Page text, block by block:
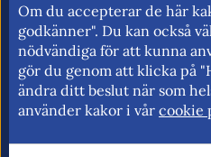
Kommerskollegium –
för utrikeshandel,
handelspolitik. Vi
för fri rörlighet på
Om du accepterar de här
godkänner". Du kan också
nödvändiga för att kunna
gör du genom att klicka på
ändra ditt beslut när som
använder kakor i vår cookie